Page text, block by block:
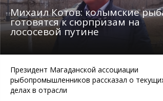
Михаил Котов: колымские
готовятся к сюрпризам на
лососевой путине
Президент Магаданской ассоциации
рыбопромышленников рассказал о
делах в отрасли